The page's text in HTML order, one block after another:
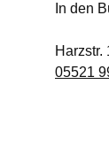
In den
Harzstr.
05521